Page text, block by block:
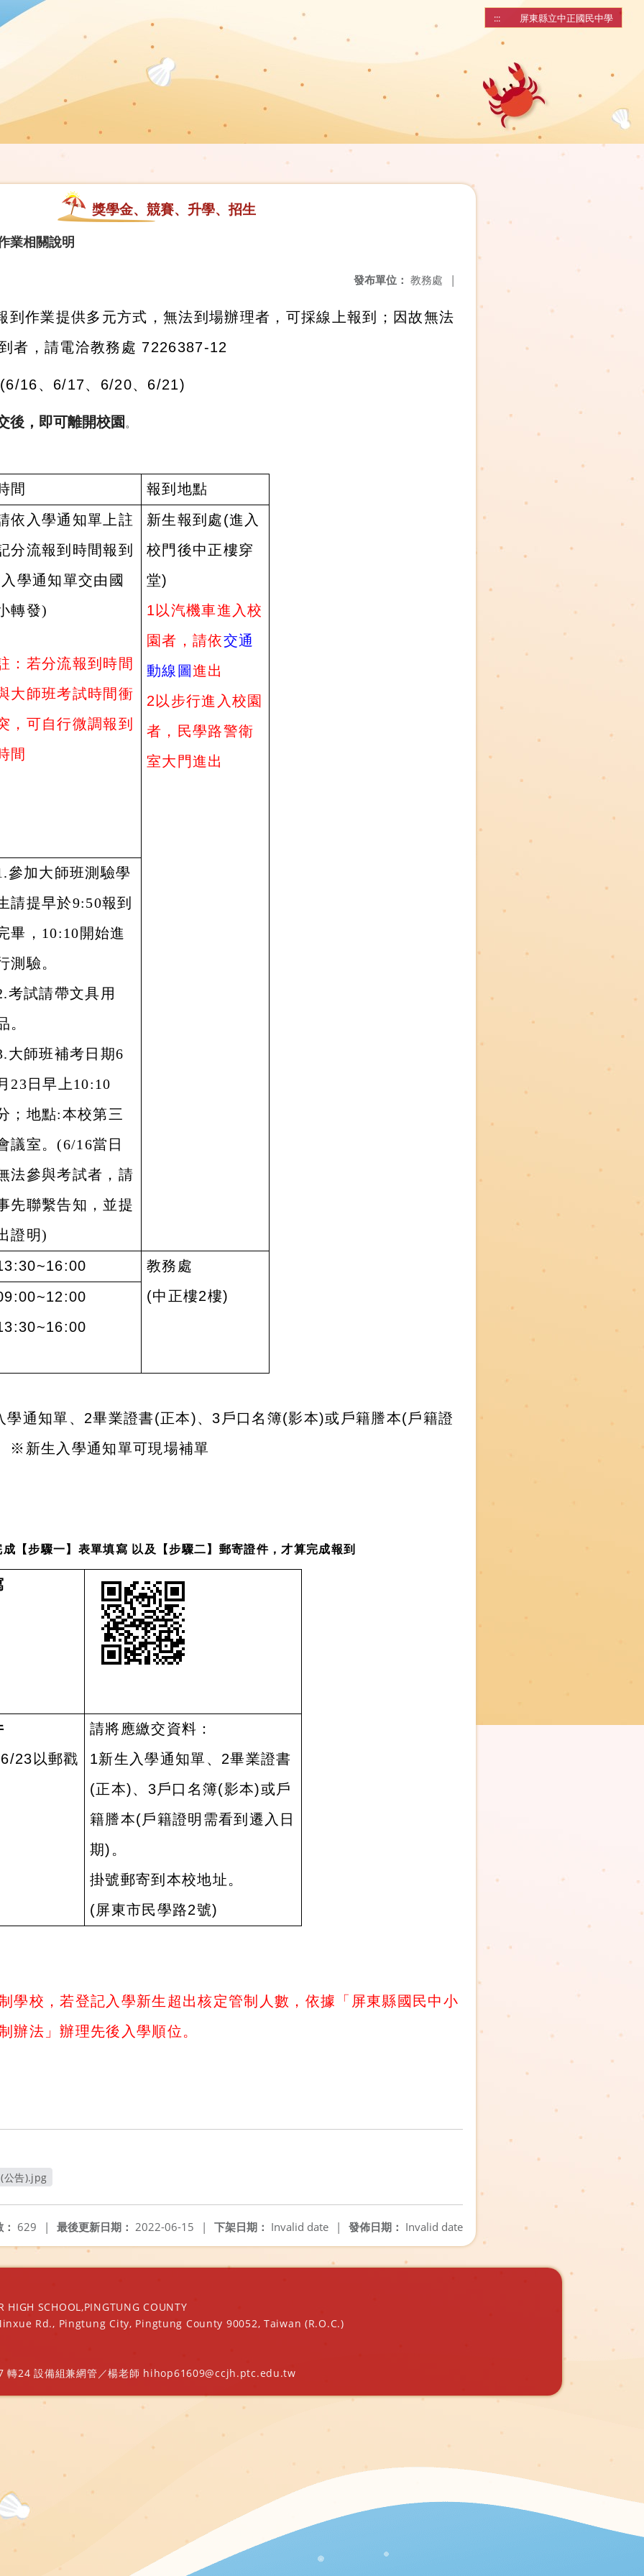
::: 屏東縣立中正國民中學
獎學金、競賽、升學、招生
業相關說明
發布單位： 教務處 |
到作業提供多元方式，無法到場辦理者，可採線上報到；因故無法
者，請電洽教務處 7226387-12
16、 6/17、 6/20、 6/21)
後，即可離開校園。
間
報到地點
依入學通知單上註
分流報到時間報到
學通知單交由國
轉發)
：若分流報到時間
大師班考試時間衝
，可自行微調報到
間
新生報到處(進入
校門後中正樓穿
堂)
1 以汽機車進入校
園者，請依交通
動線圖進出
2 以 步行進入校園
者，民學路警衛
室大門進出
參加大師班測驗學
請提早於9:50報到
畢，10:10開始進
測驗。
考試請帶文具用
。
大師班補考日期6
23日早上10:10
；地點:本校第三
議室。(6/16當日
法參與考試者，請
先聯繫告知，並提
證明)
教務處
(中正樓2樓)
學通知單、 2畢業證書(正本)、3 戶口名簿(影本)或戶籍謄本(戶籍證
※新生入學通知單可現場補單
【步驟一】表單填寫 以及【步驟二】郵寄證件，才算完成報到
23 以郵戳
請將應繳交資料：
1新生入學通知單、 2畢業證書
(正本)、 3戶口名簿(影本)或戶
籍謄本(戶籍證明需看到遷入日
期) 。
掛號郵寄到本校地址。
(屏東市民學路2號)
學校，若登記入學新生超出核定管制人數，依據「屏東縣國民中小
辦法」辦理先後入學順位。
公告).jpg
發佈日期： Invalid date
下架日期： Invalid date |
最後更新日期： 2022-06-15 |
629 |
HIGH SCHOOL,PINGTUNG COUNTY
Rd., Pingtung City, Pingtung County 90052, Taiwan (R.O.C.)
轉24 設備組兼網管／楊老師 hihop61609@ccjh.ptc.edu.tw